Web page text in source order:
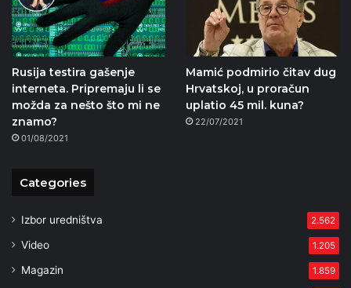
Rusija testira gašenje
interneta. Pripremaju li se
možda za nešto što mi ne
znamo?
01/08/2021
Mamić podmirio čitav dug
Hrvatskoj, u proračun
uplatio 45 mil. kuna?
22/07/2021
Categories
Izbor uredništva 2.562
Video 1.205
Magazin 1.859